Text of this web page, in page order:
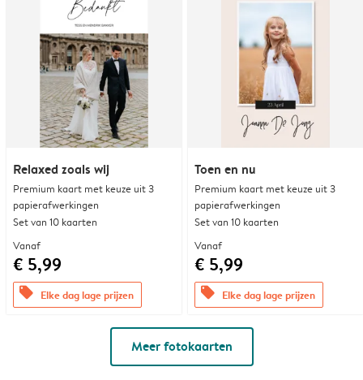
Relaxed zoals wij
Premium kaart met keuze uit 3
papierafwerkingen
Set van 10 kaarten
Vanaf
€ 5,99
offers Elke dag lage prijzen
Toen en nu
Premium kaart met keuze uit 3
papierafwerkingen
Set van 10 kaarten
Vanaf
€ 5,99
offers Elke dag lage prijzen
Meer fotokaarten